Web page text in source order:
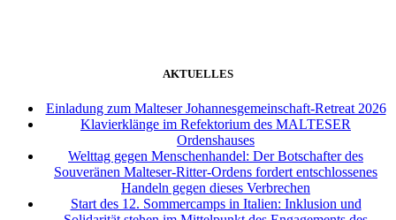
AKTUELLES
Einladung zum Malteser Johannesgemeinschaft-Retreat 2026
Klavierklänge im Refektorium des MALTESER
Ordenshauses
Welttag gegen Menschenhandel: Der Botschafter des
Souveränen Malteser-Ritter-Ordens fordert entschlossenes
Handeln gegen dieses Verbrechen
Start des 12. Sommercamps in Italien: Inklusion und